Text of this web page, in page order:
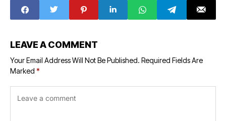
LEAVE A COMMENT
Your Email Address Will Not Be Published. Required Fields Are
Marked *